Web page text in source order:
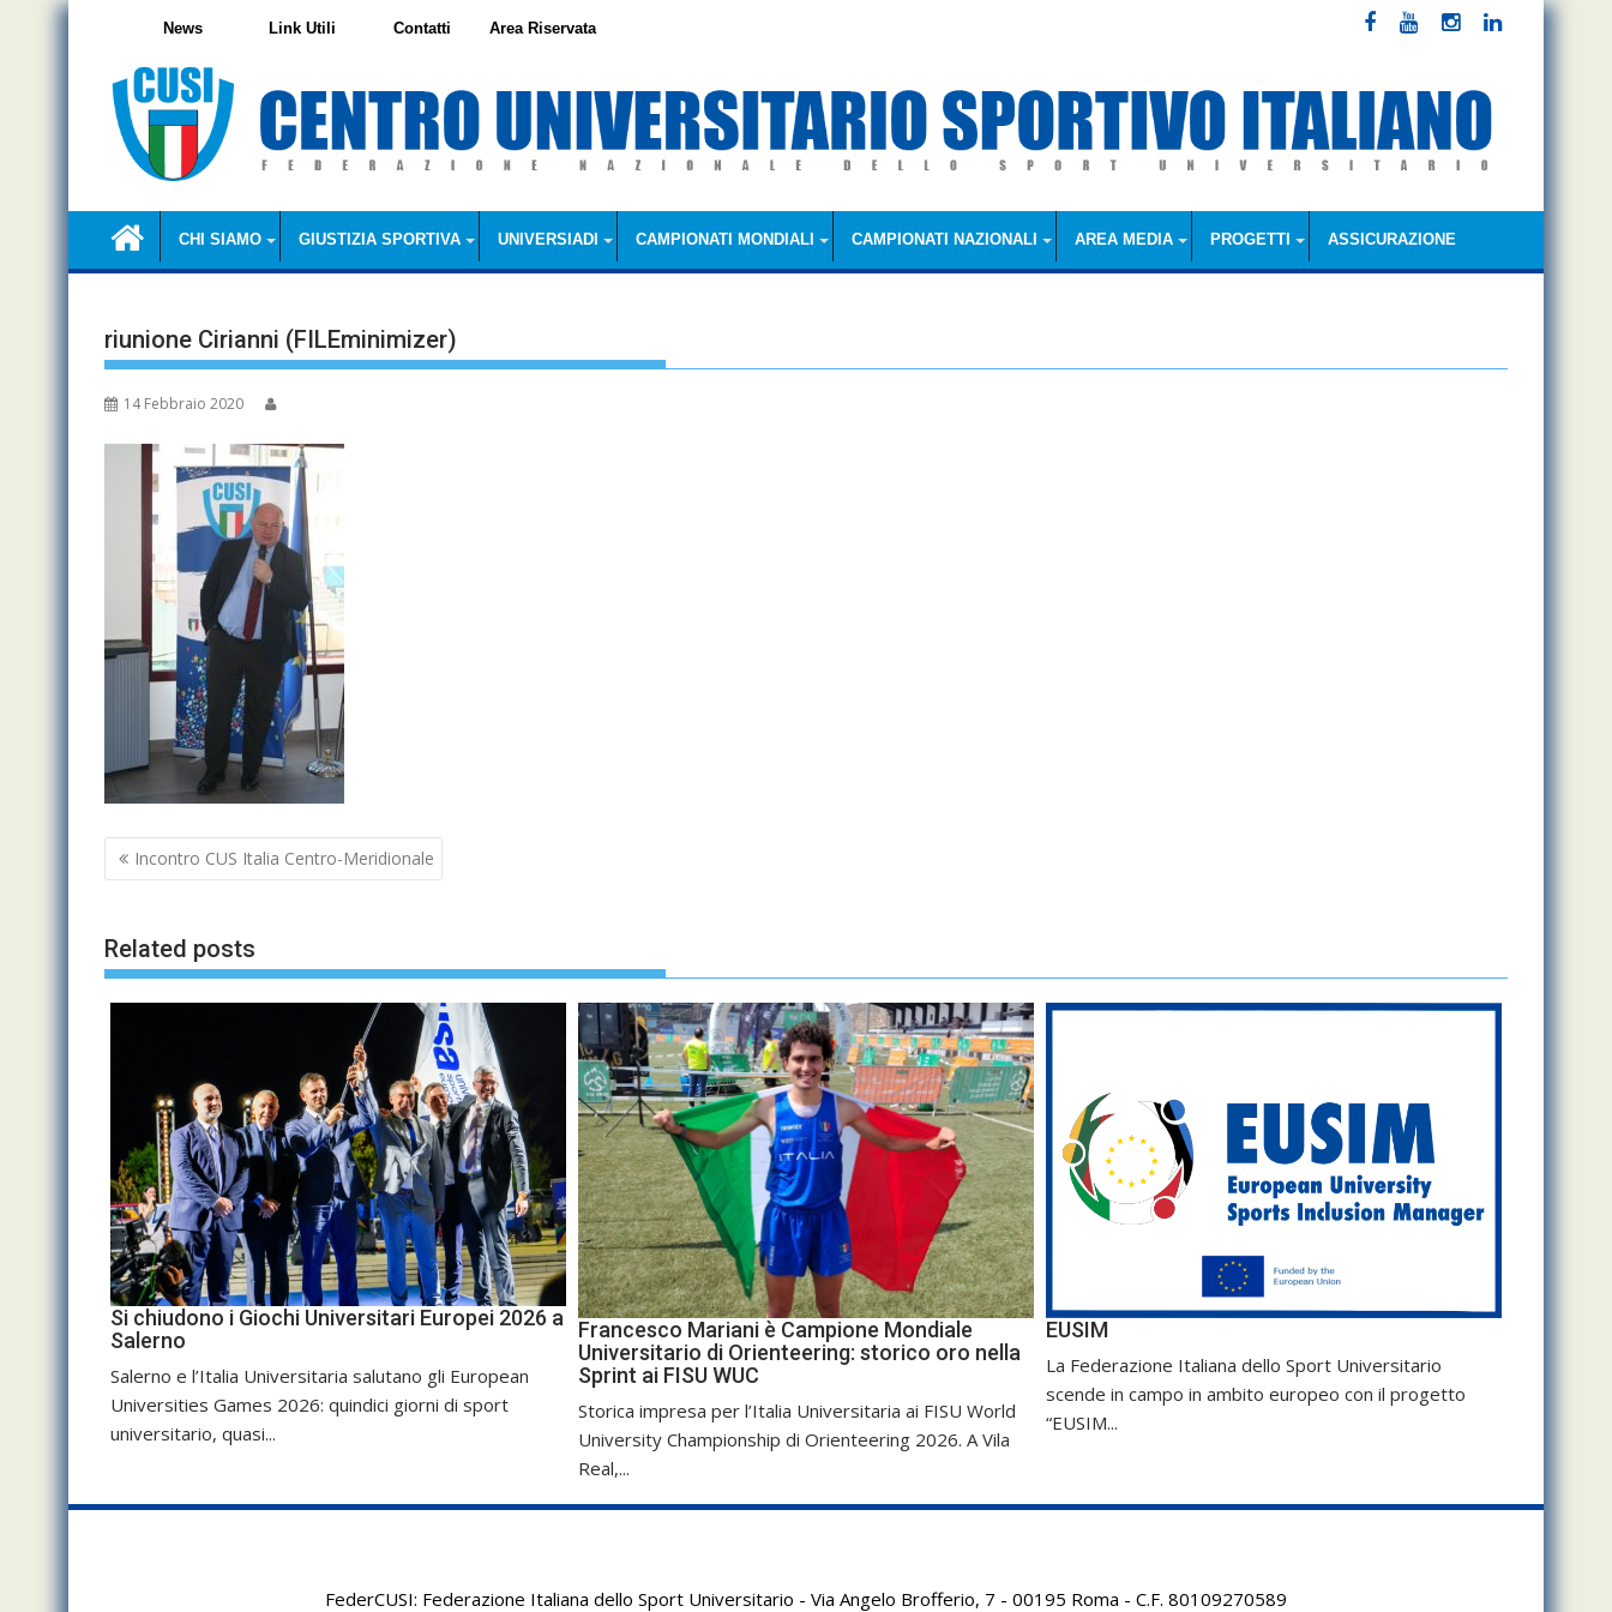
Skip
CHI SIAMO GIUSTIZIA SPORTIVA UNIVERSIADI CAMPIONATI MONDIALI CAMPIONATI NAZIONALI AREA MEDIA PROGETTI ASSICURAZIONE
News Link Utili Contatti Area Riservata
riunione Cirianni (FILEminimizer)
14 Febbraio 2020
Navigazione
articoli
Incontro CUS Italia Centro-Meridionale
Related posts
Si chiudono i Giochi Universitari Europei 2026 a
Salerno
Salerno e l’Italia Universitaria salutano gli European
Universities Games 2026: quindici giorni di sport
universitario, quasi...
Francesco Mariani è Campione Mondiale
Universitario di Orienteering: storico oro nella
Sprint ai FISU WUC
Storica impresa per l’Italia Universitaria ai FISU World
University Championship di Orienteering 2026. A Vila
Real,...
EUSIM
La Federazione Italiana dello Sport Universitario
scende in campo in ambito europeo con il progetto
“EUSIM...
FederCUSI: Federazione Italiana dello Sport Universitario - Via Angelo Brofferio, 7 - 00195 Roma - C.F. 80109270589